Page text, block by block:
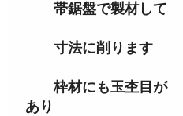
帯鋸盤で製材して
寸法に削ります
枠材にも玉杢目が
あり